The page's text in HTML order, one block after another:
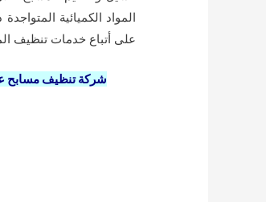
المواد الكميائية
على أتباع خدمات تنظيف
شركة تنظيف مسابح عجمان | 01000173541 | للايجار الحياة افضل